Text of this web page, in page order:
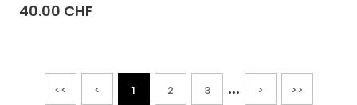
40.00 CHF
<< < 1 2 3 ... > >>